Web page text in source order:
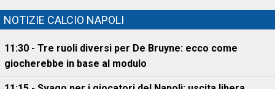
NOTIZIE CALCIO NAPOLI
11:30 - Tre ruoli diversi per De Bruyne: ecco come
giocherebbe in base al modulo